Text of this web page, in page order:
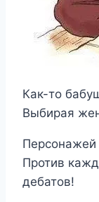
Как-то
Выбирая
Персонажей
Против
дебатов!